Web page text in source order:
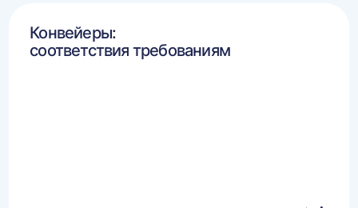
Конвейеры:
соответствия требованиям